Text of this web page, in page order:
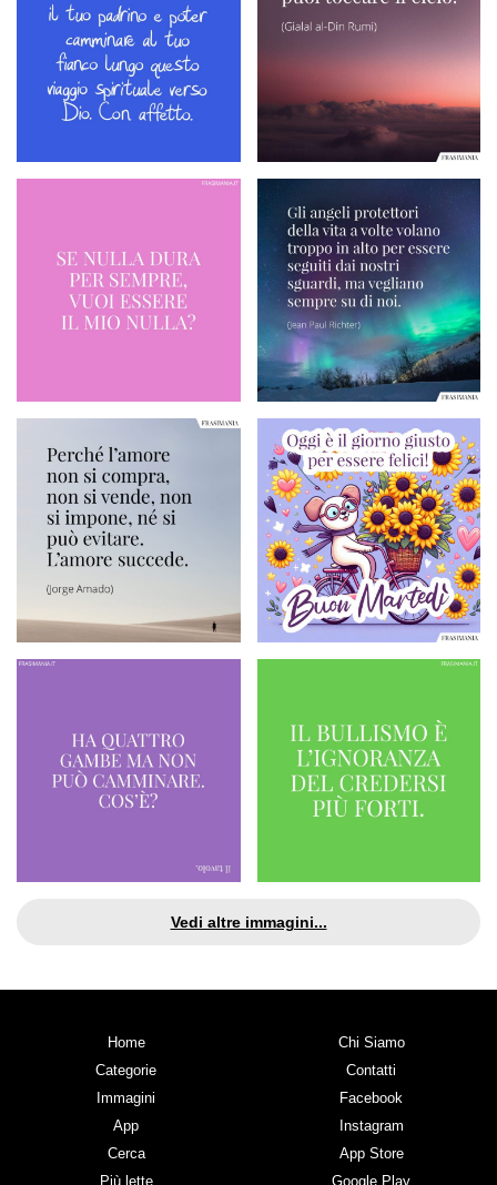
Vedi altre immagini...
Home
Categorie
Immagini
App
Cerca
Più lette
Chi Siamo
Contatti
Facebook
Instagram
App Store
Google Play